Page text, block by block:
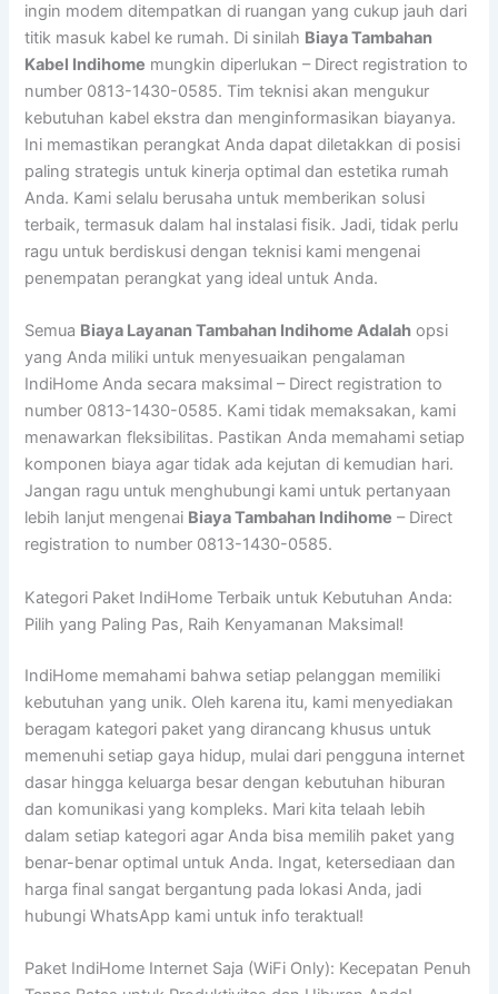
ingin modem ditempatkan di ruangan yang cukup jauh dari
titik masuk kabel ke rumah. Di sinilah Biaya Tambahan
Kabel Indihome mungkin diperlukan – Direct registration to
number 0813-1430-0585. Tim teknisi akan mengukur
kebutuhan kabel ekstra dan menginformasikan biayanya.
Ini memastikan perangkat Anda dapat diletakkan di posisi
paling strategis untuk kinerja optimal dan estetika rumah
Anda. Kami selalu berusaha untuk memberikan solusi
terbaik, termasuk dalam hal instalasi fisik. Jadi, tidak perlu
ragu untuk berdiskusi dengan teknisi kami mengenai
penempatan perangkat yang ideal untuk Anda.
Semua Biaya Layanan Tambahan Indihome Adalah opsi
yang Anda miliki untuk menyesuaikan pengalaman
IndiHome Anda secara maksimal – Direct registration to
number 0813-1430-0585. Kami tidak memaksakan, kami
menawarkan fleksibilitas. Pastikan Anda memahami setiap
komponen biaya agar tidak ada kejutan di kemudian hari.
Jangan ragu untuk menghubungi kami untuk pertanyaan
lebih lanjut mengenai Biaya Tambahan Indihome – Direct
registration to number 0813-1430-0585.
Kategori Paket IndiHome Terbaik untuk Kebutuhan Anda:
Pilih yang Paling Pas, Raih Kenyamanan Maksimal!
IndiHome memahami bahwa setiap pelanggan memiliki
kebutuhan yang unik. Oleh karena itu, kami menyediakan
beragam kategori paket yang dirancang khusus untuk
memenuhi setiap gaya hidup, mulai dari pengguna internet
dasar hingga keluarga besar dengan kebutuhan hiburan
dan komunikasi yang kompleks. Mari kita telaah lebih
dalam setiap kategori agar Anda bisa memilih paket yang
benar-benar optimal untuk Anda. Ingat, ketersediaan dan
harga final sangat bergantung pada lokasi Anda, jadi
hubungi WhatsApp kami untuk info teraktual!
Paket IndiHome Internet Saja (WiFi Only): Kecepatan Penuh